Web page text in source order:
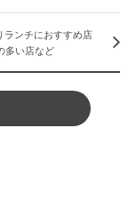
ランチにおすすめ店
多い店など